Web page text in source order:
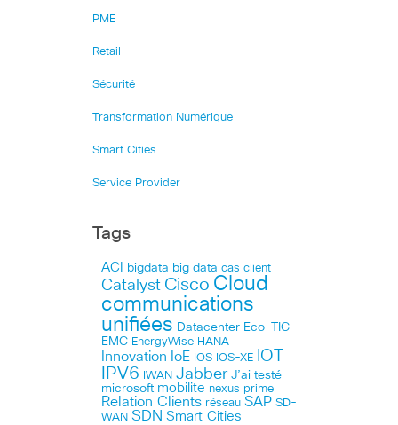
PME
Retail
Sécurité
Transformation Numérique
Smart Cities
Service Provider
Tags
ACI bigdata big data cas client
Catalyst Cisco Cloud
communications
unifiées Datacenter Eco-TIC
EMC EnergyWise HANA
Innovation IoE IOS IOS-XE IOT
IPV6 IWAN Jabber J’ai testé
microsoft mobilite nexus prime
Relation Clients réseau SAP SD-
WAN SDN Smart Cities